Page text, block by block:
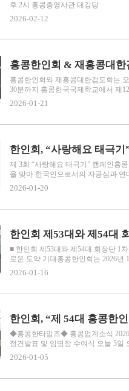
후 2시 홍콩총영사관 대강당
2026-02-12
홍콩한인회와 재홍콩대한검도회는
30분까지 홍콩한국국제학교에서 제
2026-01-21
한인회, “사랑해요 태극기
제 3회 “사랑해요 태극기” 캠페인홍
을 맞아 한국인으로서의 자긍심과 연
2026-01-20
한인회 제53대와 제54대
■ 한인회 제53대와 제54대 회장단 1
로운 도약 기대홍콩한인회는 2026년
2026-01-16
한인회, “제 54대 홍콩한
◆홍콩한타임즈◆ 홍콩업계소식 2026
정견발표 및 임명장 수여식 오늘 5일
2026-01-05